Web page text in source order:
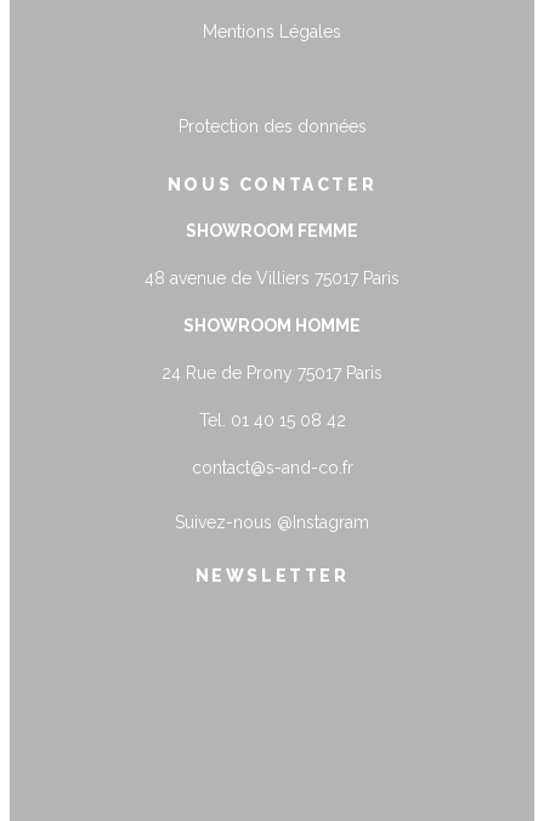
Mentions Légales
Protection des données
NOUS CONTACTER
SHOWROOM FEMME
48 avenue de Villiers 75017 Paris
SHOWROOM HOMME
24 Rue de Prony 75017 Paris
Tel. 01 40 15 08 42
contact@s-and-co.fr
Suivez-nous @Instagram
NEWSLETTER